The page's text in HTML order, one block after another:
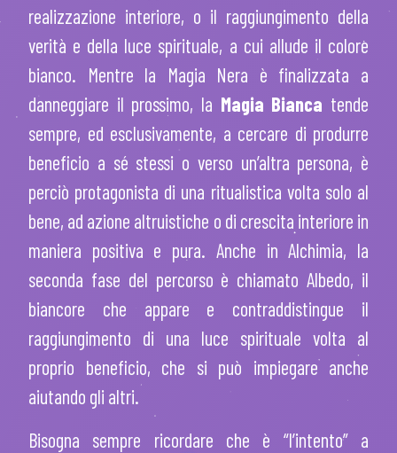
realizzazione interiore, o il raggiungimento della
verità e della luce spirituale, a cui allude il colore
bianco. Mentre la Magia Nera è finalizzata a
danneggiare il prossimo, la Magia Bianca tende
sempre, ed esclusivamente, a cercare di produrre
beneficio a sé stessi o verso un’altra persona, è
perciò protagonista di una ritualistica volta solo al
bene, ad azione altruistiche o di crescita interiore in
maniera positiva e pura. Anche in Alchimia, la
seconda fase del percorso è chiamato Albedo, il
biancore che appare e contraddistingue il
raggiungimento di una luce spirituale volta al
proprio beneficio, che si può impiegare anche
aiutando gli altri.
Bisogna sempre ricordare che è “l’intento” a